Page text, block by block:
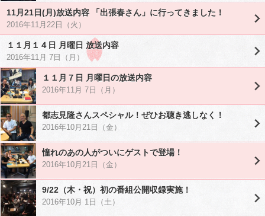
11月21日(月)放送内容 「出張春さん」に行ってきました！
2016年11月22日（火）
１１月１４日 月曜日 放送内容
2016年11月 7日（月）
１１月７日 月曜日の放送内容
2016年11月 7日（月）
都志見隆さんスペシャル！ぜひお聴き逃しなく！
2016年10月21日（金）
憧れのあの人がついにゲストで登場！
2016年10月21日（金）
9/22（木・祝）初の番組公開収録実施！
2016年10月 1日（土）